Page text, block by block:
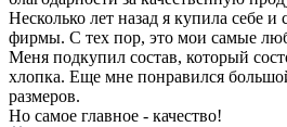
Несколько лет назад я купила себе и
фирмы. С тех пор, это мои самые
Меня подкупил состав, который
хлопка. Еще мне понравился
размеров.
Но самое главное - качество!